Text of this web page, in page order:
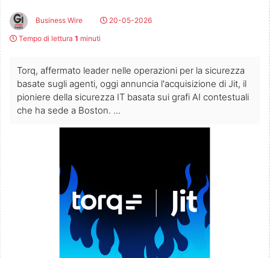
Business Wire
20-05-2026
Tempo di lettura 1 minuti
Torq, affermato leader nelle operazioni per la sicurezza
basate sugli agenti, oggi annuncia l'acquisizione di Jit, il
pioniere della sicurezza IT basata sui grafi AI contestuali
che ha sede a Boston. ...